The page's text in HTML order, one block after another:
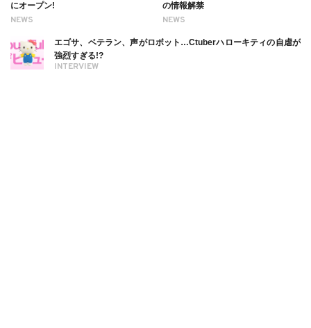
NEWS
にオープン!
NEWS
の情報解禁
INTERVIEW
エゴサ、ベテラン、声がロボット…Ctuberハローキティの自虐が
強烈すぎる!?